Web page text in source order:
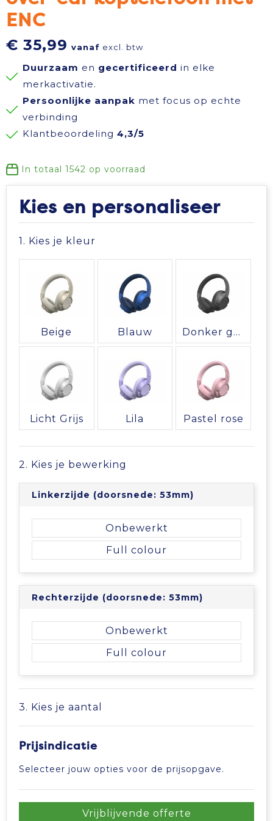
Reisbenodigdheden
Schrijfwaren
Sinterklaas
Sleutelhangers en Lanyards
Themapakketten
Veiligheid, Auto en Fiets
Vrije tijd en Strand
Waterflesjes
Reflecterende polo's
Reflecterende vesten
Regenkleding
Schoenen
T-Shirts
Veiligheidssignalering en Verlichting
Veiligheidsvesten en Veiligheidshesjes
Vesten
Gehoorbescherming
Schoenen
Sweaters
T-Shirts
Vesten
Koeltassen en Koelboxen
Koffers en Trolleys
Laptop hoezen en tassen
Lunchtassen
Opvouwbare tassen
Papieren tassen
Picknicktassen en manden
Promotietassen
Reistassen
Reistassensets
Schoudertassen
Sporttassen
Strandtassen
Toilettassen
Waterbestendige tassen
Aktetassen
ENC
€ 35,99 vanaf excl. btw
Duurzaam en gecertificeerd in elke
merkactivatie.
Persoonlijke aanpak met focus op echte
verbinding
Klantbeoordeling 4,3/5
In totaal 1542 op voorraad
Kies en personaliseer
1. Kies je kleur
Beige Blauw Donker gun metal
Licht Grijs Lila Pastel rose
2. Kies je bewerking
Linkerzijde (doorsnede: 53mm)
Onbewerkt
Full colour
Rechterzijde (doorsnede: 53mm)
Onbewerkt
Full colour
3. Kies je aantal
Prijsindicatie
Selecteer jouw opties voor de prijsopgave.
Vrijblijvende offerte